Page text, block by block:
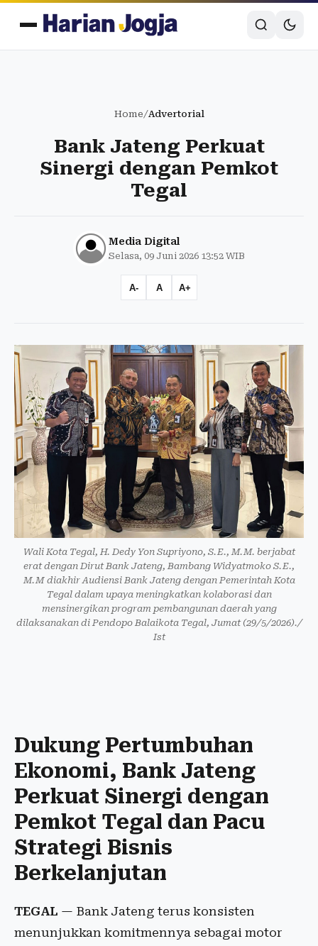
Home/Advertorial
Bank Jateng Perkuat
Sinergi dengan Pemkot
Tegal
Media Digital
Selasa, 09 Juni 2026 13:52 WIB
A- A A+
Wali Kota Tegal, H. Dedy Yon Supriyono, S.E., M.M. berjabat
erat dengan Dirut Bank Jateng, Bambang Widyatmoko S.E.,
M.M diakhir Audiensi Bank Jateng dengan Pemerintah Kota
Tegal dalam upaya meningkatkan kolaborasi dan
mensinergikan program pembangunan daerah yang
dilaksanakan di Pendopo Balaikota Tegal, Jumat (29/5/2026)./
Ist
Dukung Pertumbuhan
Ekonomi, Bank Jateng
Perkuat Sinergi dengan
Pemkot Tegal dan Pacu
Strategi Bisnis
Berkelanjutan
TEGAL — Bank Jateng terus konsisten
menunjukkan komitmennya sebagai motor